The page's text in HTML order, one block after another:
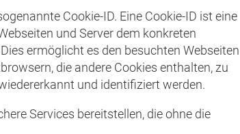
Cookie-ID. Eine Cookie-ID ist eine
und Server dem konkreten
ermöglicht es den besuchten Webseiten
die andere Cookies enthalten, zu
und identifiziert werden.
Services bereitstellen, die ohne die